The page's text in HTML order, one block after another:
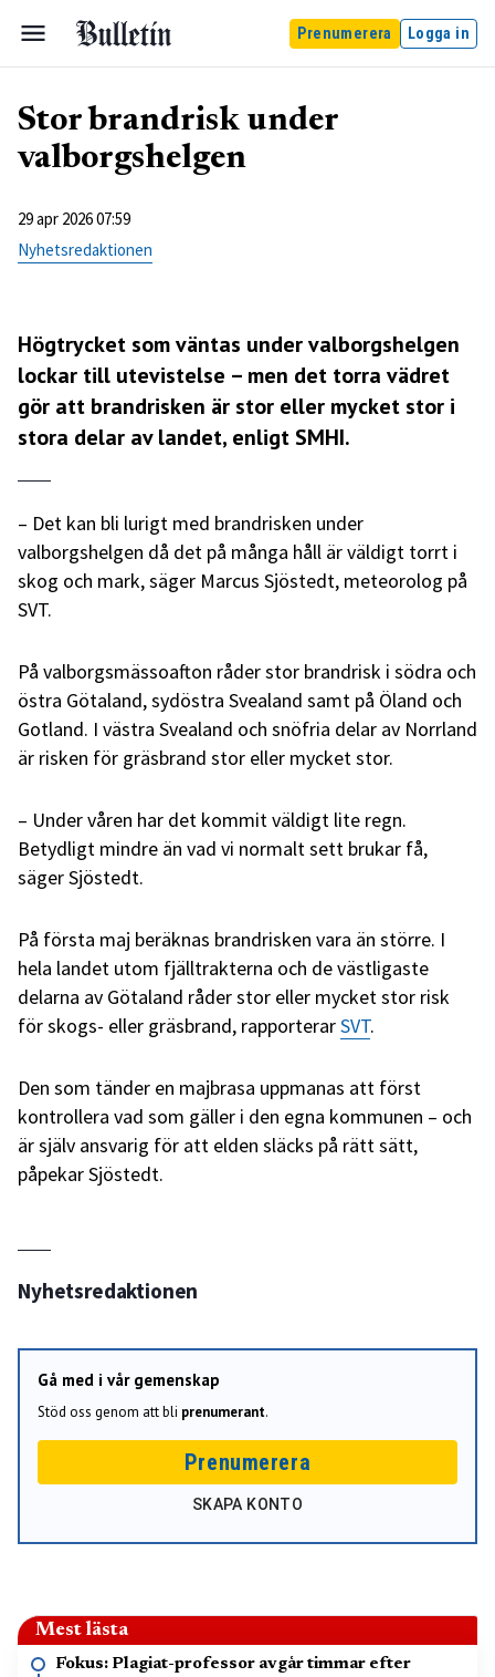
Prenumerera Logga in
Stor brandrisk under
valborgshelgen
29 apr 2026 07:59
Nyhetsredaktionen
Högtrycket som väntas under valborgshelgen
lockar till utevistelse – men det torra vädret
gör att brandrisken är stor eller mycket stor i
stora delar av landet, enligt SMHI.
– Det kan bli lurigt med brandrisken under
valborgshelgen då det på många håll är väldigt torrt i
skog och mark, säger Marcus Sjöstedt, meteorolog på
SVT.
På valborgsmässoafton råder stor brandrisk i södra och
östra Götaland, sydöstra Svealand samt på Öland och
Gotland. I västra Svealand och snöfria delar av Norrland
är risken för gräsbrand stor eller mycket stor.
– Under våren har det kommit väldigt lite regn.
Betydligt mindre än vad vi normalt sett brukar få,
säger Sjöstedt.
På första maj beräknas brandrisken vara än större. I
hela landet utom fjälltrakterna och de västligaste
delarna av Götaland råder stor eller mycket stor risk
för skogs- eller gräsbrand, rapporterarSVT.
Den som tänder en majbrasa uppmanas att först
kontrollera vad som gäller i den egna kommunen – och
är själv ansvarig för att elden släcks på rätt sätt,
påpekar Sjöstedt.
Nyhetsredaktionen
Gå med i vår gemenskap
Stöd oss genom att bli prenumerant.
Prenumerera
SKAPA KONTO
Mest lästa
Fokus: Plagiat-professor avgår timmar efter